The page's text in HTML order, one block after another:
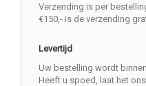
Verzending is per
€150,- is de verzending
Levertijd
Uw bestelling wordt
Heeft u spoed, laat het